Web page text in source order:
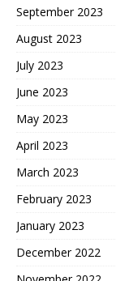
September 2023
August 2023
July 2023
June 2023
May 2023
April 2023
March 2023
February 2023
January 2023
December 2022